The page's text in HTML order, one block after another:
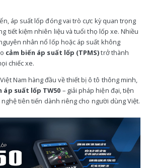
áp suất lốp đóng vai trò cực kỳ quan trọng
tiết kiệm nhiên liệu và tuổi thọ lốp xe. Nhiều
nhân nổ lốp hoặc áp suất không
cảm biến áp suất lốp (TPMS)trở thành
chiếc xe.
Nam hàng đầu về thiết bị ô tô thông minh,
áp suất lốp TW50 – giải pháp hiện đại, tiện
tiên tiến dành riêng cho người dùng Việt.